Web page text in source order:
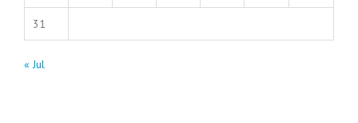
31
« Jul